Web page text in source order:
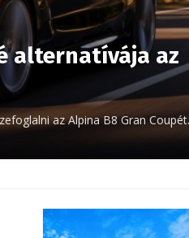
alternatívája az
az Alpina B8 Gran Coupét.